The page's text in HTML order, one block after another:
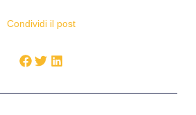
Condividi il post